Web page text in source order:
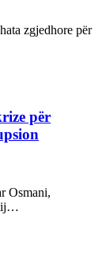
zgjedhore për
për
Osmani,
tij…